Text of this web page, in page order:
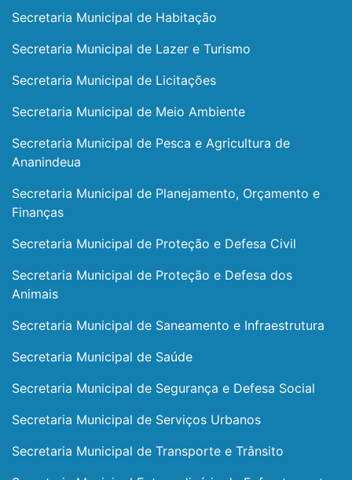
Secretaria Municipal de Habitação
Secretaria Municipal de Lazer e Turismo
Secretaria Municipal de Licitações
Secretaria Municipal de Meio Ambiente
Secretaria Municipal de Pesca e Agricultura de
Ananindeua
Secretaria Municipal de Planejamento, Orçamento e
Finanças
Secretaria Municipal de Proteção e Defesa Civil
Secretaria Municipal de Proteção e Defesa dos
Animais
Secretaria Municipal de Saneamento e Infraestrutura
Secretaria Municipal de Saúde
Secretaria Municipal de Segurança e Defesa Social
Secretaria Municipal de Serviços Urbanos
Secretaria Municipal de Transporte e Trânsito